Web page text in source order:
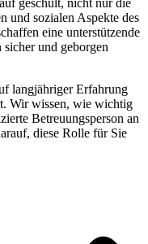
und sozialen Aspekte des
eine unterstützende
und geborgen
langjähriger Erfahrung
Wir wissen, wie wichtig
Betreuungsperson an
diese Rolle für Sie